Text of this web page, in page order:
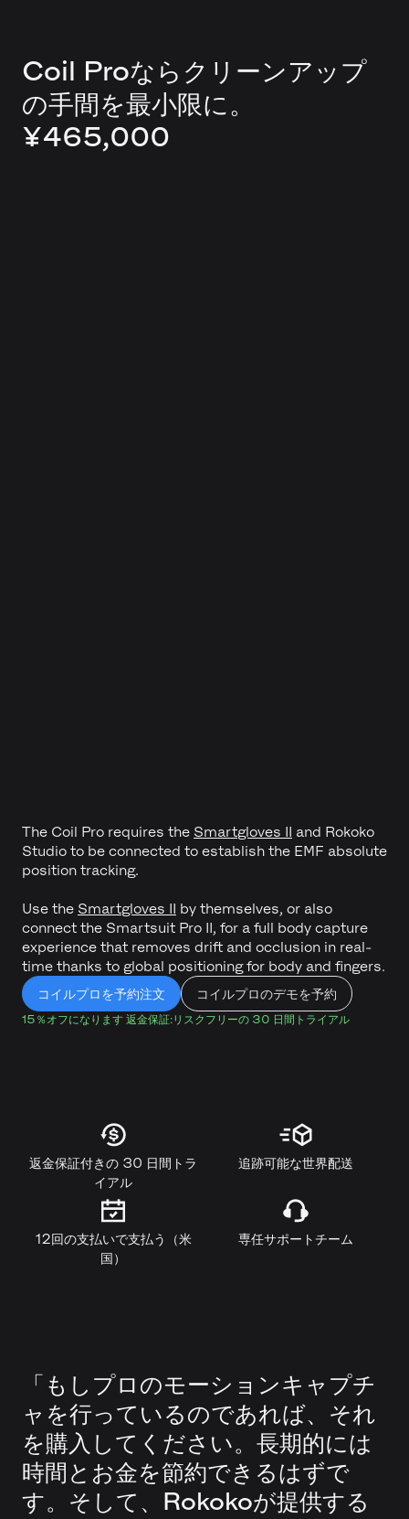
Coil Proならクリーンアップ
の手間を最小限に。
¥465,000
The Coil Pro requires the Smartgloves II and Rokoko
Studio to be connected to establish the EMF absolute
position tracking.
Use the Smartgloves II by themselves, or also
connect the Smartsuit Pro II, for a full body capture
experience that removes drift and occlusion in real-
time thanks to global positioning for body and fingers.
コイルプロを予約注文
コイルプロのデモを予約
15％オフになります 返金保証:リスクフリーの 30 日間トライアル
返金保証付きの 30 日間トラ
イアル
追跡可能な世界配送
12回の支払いで支払う（米
国）
専任サポートチーム
「もしプロのモーションキャプチ
ャを行っているのであれば、それ
を購入してください。長期的には
時間とお金を節約できるはずで
す。そして、Rokokoが提供する